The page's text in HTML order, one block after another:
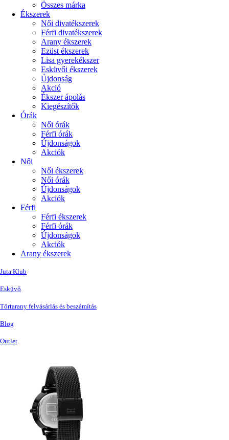
Összes márka
Ékszerek
Női divatékszerek
Férfi divatékszerek
Arany ékszerek
Ezüst ékszerek
Lisa gyerekékszer
Esküvői ékszerek
Újdonság
Akció
Ékszer ápolás
Kiegészítők
Órák
Női órák
Férfi órák
Újdonságok
Akciók
Női
Női ékszerek
Női órák
Újdonságok
Akciók
Férfi
Férfi ékszerek
Férfi órák
Újdonságok
Akciók
Arany ékszerek
Juta Klub
Esküvő
Törtarany felvásárlás és beszámítás
Blog
Outlet